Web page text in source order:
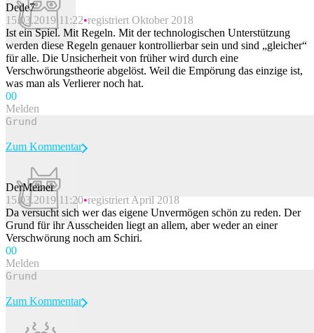
Dede7
15.03.2019 11:22 registriert Oktober 2018
Ist ein Spiel. Mit Regeln. Mit der technologischen Unterstützung
werden diese Regeln genauer kontrollierbar sein und sind „gleicher“
für alle. Die Unsicherheit von früher wird durch eine
Verschwörungstheorie abgelöst. Weil die Empörung das einzige ist,
was man als Verlierer noch hat.
00
Melden
Beitrag melden
Zum Kommentar
DerMeiner
15.03.2019 11:20 registriert April 2018
Da versucht sich wer das eigene Unvermögen schön zu reden. Der
Grund für ihr Ausscheiden liegt an allem, aber weder an einer
Verschwörung noch am Schiri.
00
Melden
Zum Kommentar